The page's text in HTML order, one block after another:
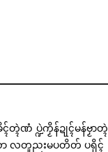
တ္ၚဲဏံ ပ္ဍဲကၟိန်ဍုၚ်မန်ဗၟာတ္ၚဲ
ာ လတူညးမပတိတ် ပရိုၚ်